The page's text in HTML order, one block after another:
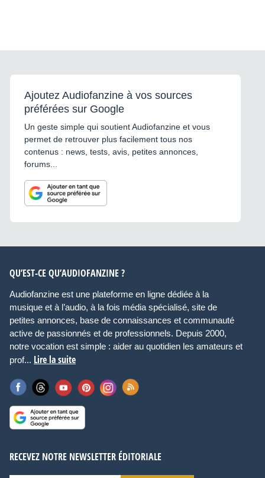
Ajoutez Audiofanzine à vos sources
préférées sur Google
Un geste simple qui soutient Audiofanzine et vous
permet de retrouver plus facilement tous nos
contenus : news, tests, avis, petites annonces,
forums...
QU’EST-CE QU’AUDIOFANZINE ?
Audiofanzine est une plateforme en ligne dédiée à la
musique et à l’audio, à la fois média spécialisé, site de
petites annonces, base de connaissances et communauté
active de passionnés et de professionnels. Depuis 2000,
notre vocation est simple : aider au quotidien les amateurs et
prof... Lire la suite
RECEVEZ NOTRE NEWSLETTER ÉDITORIALE